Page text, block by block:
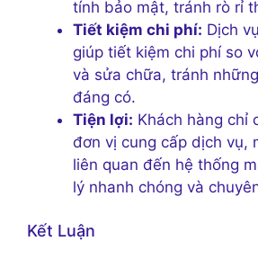
tính bảo mật, tránh rò rỉ
Tiết kiệm chi phí: Dịch
giúp tiết kiệm chi phí so
và sửa chữa, tránh
đáng có.
Tiện lợi: Khách hàng chỉ
đơn vị cung cấp dịch vụ,
liên quan đến hệ thống
lý nhanh chóng và
Kết Luận